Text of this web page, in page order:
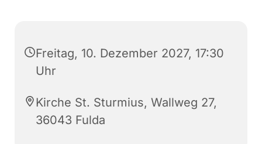
Freitag, 10. Dezember 2027, 17:30
Uhr
Kirche St. Sturmius, Wallweg 27,
36043 Fulda